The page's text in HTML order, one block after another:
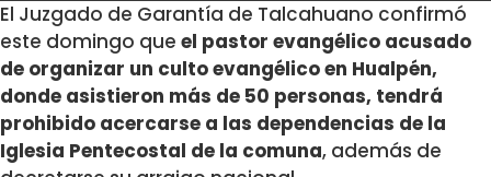
El Juzgado de Garantía de Talcahuano confirmó
este domingo que el pastor evangélico acusado
de organizar un culto evangélico en Hualpén,
donde asistieron más de 50 personas, tendrá
prohibido acercarse a las dependencias de la
Iglesia Pentecostal de la comuna, además de